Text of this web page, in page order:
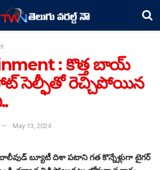
: కొత్త బాయ్​
సెల్ఫీతో రెచ్చిపోయిన
May 13, 2024
బ్యూటీ దిశా పటాని గత కొన్నేళ్లుగా టైగర్